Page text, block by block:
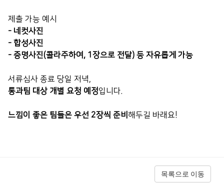
제출 가능 예시
- 네컷사진
- 합성사진
- 증명사진(콜라주하여, 1장으로 전달) 등 자유롭게 가능
서류심사 종료 당일 저녁,
통과팀 대상 개별 요청 예정입니다.
느낌이 좋은 팀들은 우선 2장씩 준비 해두길 바래요!
목록으로 이동